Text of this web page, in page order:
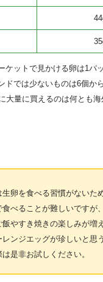
ケットで見かける卵は1パ
ドでは少ないものは6個か
大量に買えるのは何とも
卵を食べる習慣がないた
べることが難しいですが
やすき焼きの楽しみが増
ンジエッグが珍しいと思
是非お試しください。